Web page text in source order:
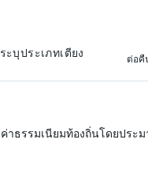
ะบุประเภทเตียง ต่อคื
าธรรมเนียมท้องถิ่นโดยประ